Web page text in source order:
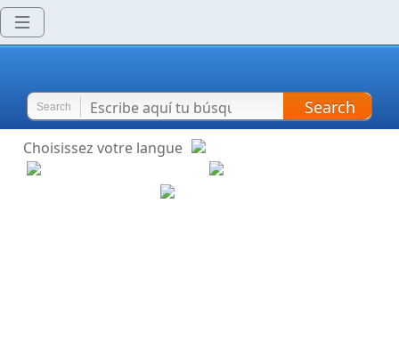
Search Search
Choisissez votre langue